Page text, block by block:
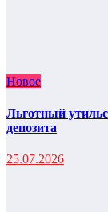
Новое
Льготный
депозита
25.07.2026